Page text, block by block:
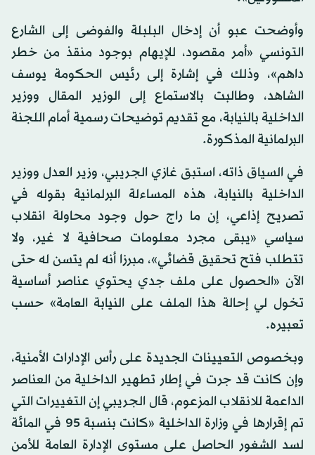
وأوضحت عبو أن إدخال البلبلة والفوضى إلى الشارع
التونسي «أمر مقصود، للإيهام بوجود منقذ من خطر
داهم»، وذلك في إشارة إلى رئيس الحكومة يوسف
الشاهد، وطالبت بالاستماع إلى الوزير المقال ووزير
الداخلية بالنيابة، مع تقديم توضيحات رسمية أمام اللجنة
البرلمانية المذكورة.
في السياق ذاته، استبق غازي الجريبي، وزير العدل ووزير
الداخلية بالنيابة، هذه المساءلة البرلمانية بقوله في
تصريح إذاعي، إن ما راج حول وجود محاولة انقلاب
سياسي «يبقى مجرد معلومات صحافية لا غير، ولا
تتطلب فتح تحقيق قضائي»، مبرزا أنه لم يتسن له حتى
الآن «الحصول على ملف جدي يحتوي عناصر أساسية
تخول لي إحالة هذا الملف على النيابة العامة» حسب
تعبيره.
وبخصوص التعيينات الجديدة على رأس الإدارات الأمنية،
وإن كانت قد جرت في إطار تطهير الداخلية من العناصر
الداعمة للانقلاب المزعوم، قال الجريبي إن التغييرات التي
تم إقرارها في وزارة الداخلية «كانت بنسبة 95 في المائة
لسد الشغور الحاصل على مستوى الإدارة العامة للأمن